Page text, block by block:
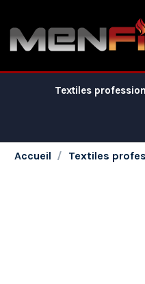
Textiles
Accueil Textiles